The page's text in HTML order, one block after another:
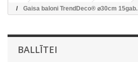
Gaisa baloni TrendDeco® ⌀30cm 15gab.
BALLĪTEI